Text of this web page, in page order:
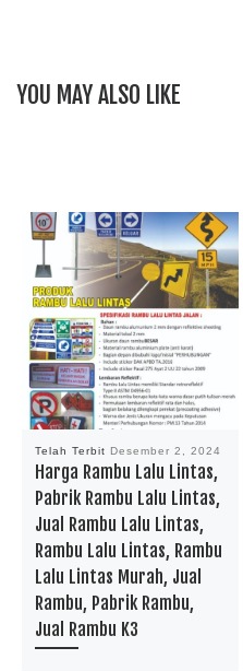
YOU MAY ALSO LIKE
Telah Terbit Desember 2, 2024
Harga Rambu Lalu Lintas,
Pabrik Rambu Lalu Lintas,
Jual Rambu Lalu Lintas,
Rambu Lalu Lintas, Rambu
Lalu Lintas Murah, Jual
Rambu, Pabrik Rambu,
Jual Rambu K3